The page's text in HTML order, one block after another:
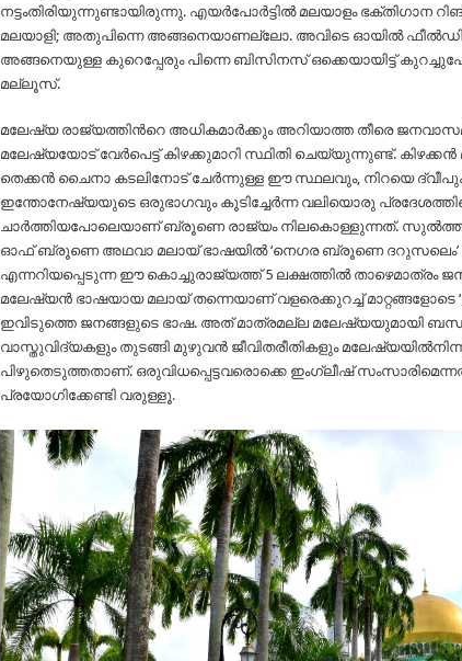
നട്ടംതിരിയുന്നുണ്ടായിരുന്നു. എയർപോർട്ടിൽ മലയാളം ഭക്തിഗാന
മലയാളി; അതുപിന്നെ അങ്ങനെയാണല്ലോ. അവിടെ ഓയിൽ
അങ്ങനെയുള്ള കുറെപ്പേരും പിന്നെ ബിസിനസ് ഒക്കെയായിട്ട്
മല്ലൂസ്.
മലേഷ്യ രാജ്യത്തിൻറെ അധികമാർക്കും അറിയാത്ത തീരെ
മലേഷ്യയോട് വേർപെട്ട് കിഴക്കുമാറി സ്ഥിതി ചെയ്യുന്നുണ്ട്.
തെക്കൻ ചൈനാ കടലിനോട് ചേർന്നുള്ള ഈ സ്ഥലവും, നിറയെ
ഇന്തോനേഷ്യയുടെ ഒരുഭാഗവും കൂടിച്ചേർന്ന വലിയൊരു
ചാർത്തിയപോലെയാണ് ബ്രൂണെ രാജ്യം നിലകൊള്ളുന്നത്.
ഓഫ് ബ്രൂണെ അഥവാ മലായ്‌ ഭാഷയിൽ ‘നെഗര ബ്രൂണെ ദറുസലെം’
എന്നറിയപ്പെടുന്ന ഈ കൊച്ചുരാജ്യത്ത് 5 ലക്ഷത്തിൽ താഴെമാത്രം
മലേഷ്യൻ ഭാഷയായ മലായ് തന്നെയാണ് വളരെക്കുറച്ച്
ഇവിടുത്തെ ജനങ്ങളുടെ ഭാഷ. അത് മാത്രമല്ല മലേഷ്യയുമായി
വാസ്തുവിദ്യകളും തുടങ്ങി മുഴുവൻ ജീവിതരീതികളും
പിഴുതെടുത്തതാണ്. ഒരുവിധപ്പെട്ടവരൊക്കെ ഇംഗ്ലീഷ്
പ്രയോഗിക്കേണ്ടി വരുള്ളൂ.